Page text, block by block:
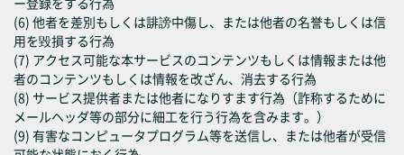
(6) 他者を差別もしくは誹謗中傷し、または他者の名誉もしくは信
用を毀損する行為
(7) アクセス可能な本サービスのコンテンツもしくは情報または他
者のコンテンツもしくは情報を改ざん、消去する行為
(8) サービス提供者または他者になりすます行為（詐称するために
メールヘッダ等の部分に細工を行う行為を含みます。）
(9) 有害なコンピュータプログラム等を送信し、または他者が受信